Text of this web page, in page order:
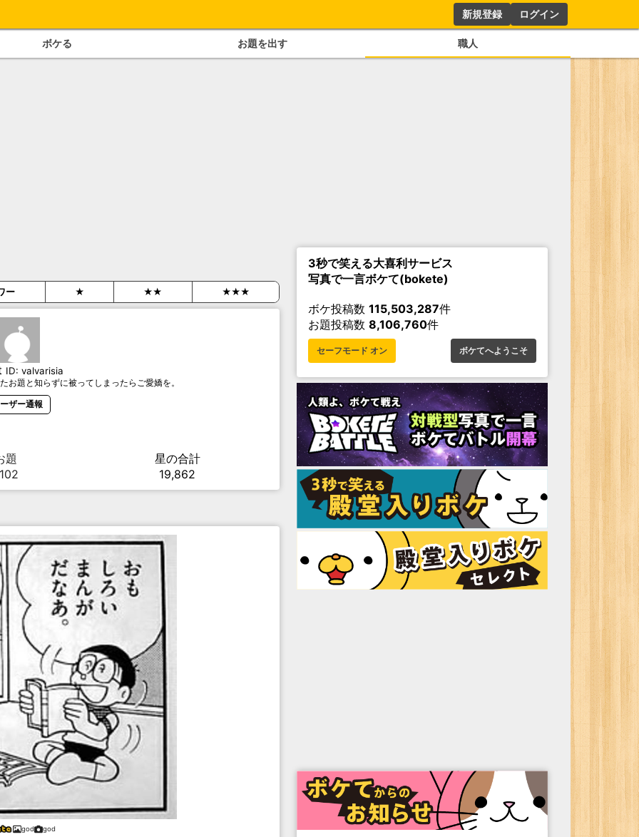
新規登録 ログイン
ボケる お題を出す 職人
ー ★ ★★ ★★★
ID: valvarisia
お題と知らずに被ってしまったらご愛嬌を。
ザー通報
題
星の合計
19,862
god god
3秒で笑える大喜利サービス
写真で一言ボケて(bokete)
ボケ投稿数 115,503,287件
お題投稿数 8,106,760件
セーフモード オン ボケてへようこそ